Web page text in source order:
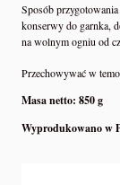
Sposób
konserwy do garnka,
na wolnym ogniu od
Przechowywać w
Masa netto: 850 g
Wyprodukowano w